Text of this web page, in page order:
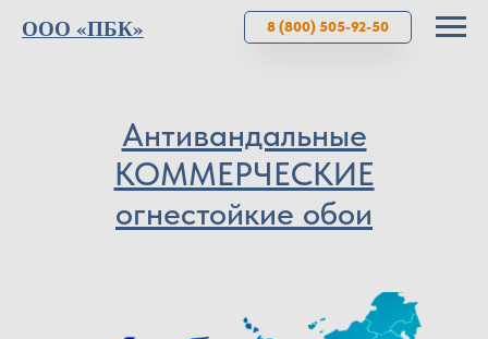
ООО «ПБК» 8 (800) 505-92-50
Антивандальные
КОММЕРЧЕСКИЕ
огнестойкие обои